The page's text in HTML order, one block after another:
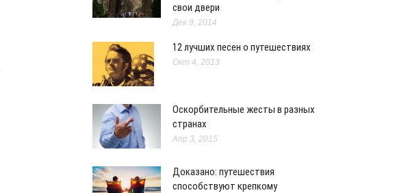
свои двери
Дек 9, 2014
12 лучших песен о путешествиях
Окт 4, 2013
Оскорбительные жесты в разных
странах
Апр 3, 2015
Доказано: путешествия
способствуют крепкому